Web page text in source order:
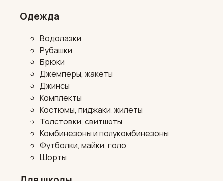
Одежда
Водолазки
Рубашки
Брюки
Джемперы, жакеты
Джинсы
Комплекты
Костюмы, пиджаки, жилеты
Толстовки, свитшоты
Комбинезоны и полукомбинезоны
Футболки, майки, поло
Шорты